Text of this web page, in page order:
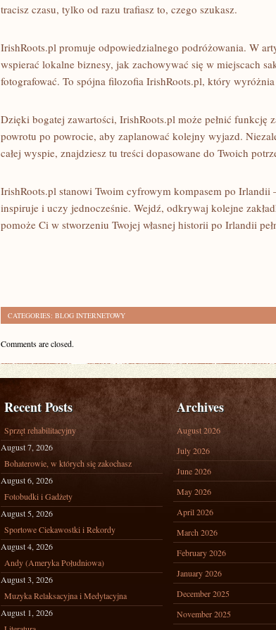
tracisz czasu, tylko od razu trafiasz to, czego szukasz.
IrishRoots.pl promuje odpowiedzialnego podróżowania. W
wspierać lokalne biznesy, jak zachowywać się w miejscach
fotografować. To spójna filozofia IrishRoots.pl, który wyróżnia
Dzięki bogatej zawartości, IrishRoots.pl może pełnić funkcję
powrotu po powrocie, aby zaplanować kolejny wyjazd.
całej wyspie, znajdziesz tu treści dopasowane do Twoich
IrishRoots.pl stanowi Twoim cyfrowym kompasem po
inspiruje i uczy jednocześnie. Wejdź, odkrywaj kolejne
pomoże Ci w stworzeniu Twojej własnej historii po Irlandii
CATEGORIES: BLOG INTERNETOWY
Comments are closed.
Recent Posts
Sprzęt rehabilitacyjny
August 7, 2026
Bohaterowie, w których się zakochasz
August 6, 2026
Fotobudki i Gadżety
August 5, 2026
Sportowe Ciekawostki i Rekordy
August 4, 2026
Andy (Ameryka Południowa)
August 3, 2026
Muzyka Relaksacyjna i Medytacyjna
August 1, 2026
Archives
August 2026
July 2026
June 2026
May 2026
April 2026
March 2026
February 2026
January 2026
December 2025
November 2025